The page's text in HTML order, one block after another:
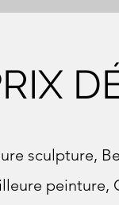
sculpture,
peinture,